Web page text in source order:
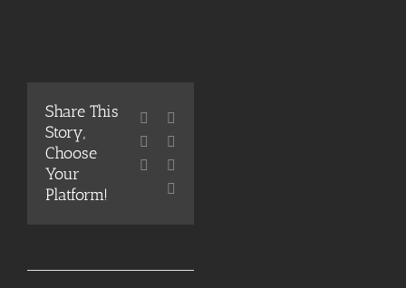
Share This
Story,
Choose
Your
Platform!
Facebook
Reddit
WhatsApp